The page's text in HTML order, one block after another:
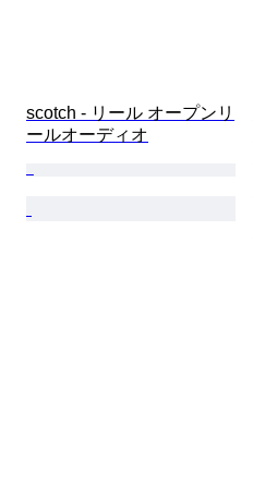
scotch - リール オープンリ
ールオーディオ